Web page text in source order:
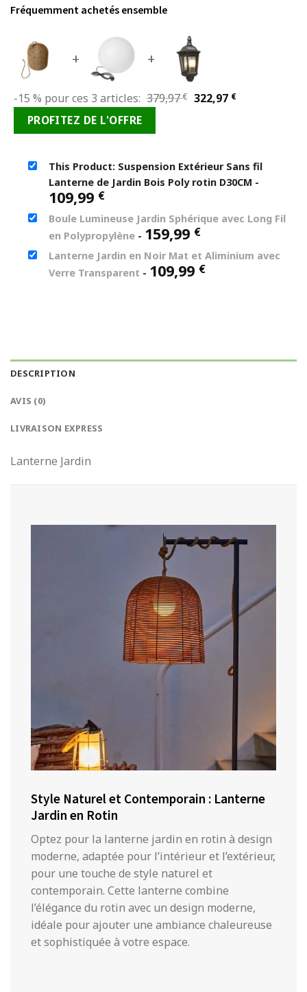
Fréquemment achetés ensemble
+ +
-15 % pour ces 3 articles: 379,97€ Le
379,97 €.
322,97 €Le
322,97 €.
PROFITEZ DE L'OFFRE
This Product: Suspension Extérieur Sans fil
Lanterne de Jardin Bois Poly rotin D30CM -
109,99 €
Boule Lumineuse Jardin Sphérique avec Long Fil
en Polypropylène - 159,99 €
Lanterne Jardin en Noir Mat et Aliminium avec
Verre Transparent - 109,99 €
DESCRIPTION
AVIS (0)
LIVRAISON EXPRESS
Lanterne Jardin
Style Naturel et Contemporain : Lanterne
Jardin en Rotin
Optez pour la lanterne jardin en rotin à design
moderne, adaptée pour l’intérieur et l’extérieur,
pour une touche de style naturel et
contemporain. Cette lanterne combine
l’élégance du rotin avec un design moderne,
idéale pour ajouter une ambiance chaleureuse
et sophistiquée à votre espace.